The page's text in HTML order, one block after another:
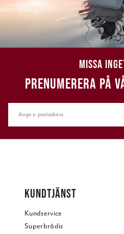
MISSA
PRENUMERERA PÅ
KUNDTJÄNST
Kundservice
Superbrådis